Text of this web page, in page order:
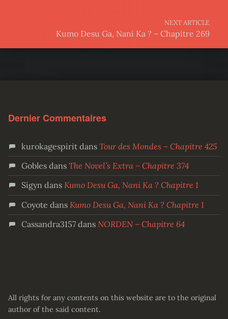
NEXT ARTICLE
Kumo Desu Ga, Nani Ka ? – Chapitre 269
Dernier Commentaires
kurokagespiritdans Tour des Mondes – Chapitre 425
Goblesdans The Novel’s Extra – Chapitre 374
Sigyn dans Kumo Desu Ga, Nani Ka ? Chapitre 1
Coyote dans Kumo Desu Ga, Nani Ka ? Chapitre 1
Cassandra3157dans NORDEN – Chapitre 64
All rights for any contents on this website are to the original
author of the said content.